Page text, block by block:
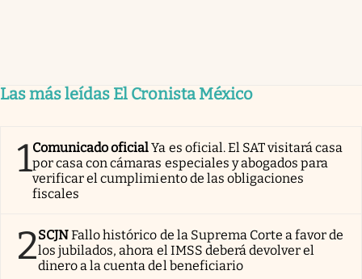
Las más leídas El Cronista México
1Comunicado oficialYa es oficial. El SAT visitará casa
por casa con cámaras especiales y abogados para
verificar el cumplimiento de las obligaciones
fiscales
2SCJNFallo histórico de la Suprema Corte a favor de
los jubilados, ahora el IMSS deberá devolver el
dinero a la cuenta del beneficiario